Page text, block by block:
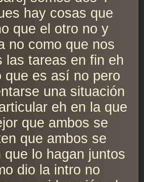
hay cosas que
que el otro no y
no como que nos
las tareas en fin eh
que es así no pero
una situación
eh en la que
que ambos se
que ambos se
que lo hagan juntos
dio la intro no